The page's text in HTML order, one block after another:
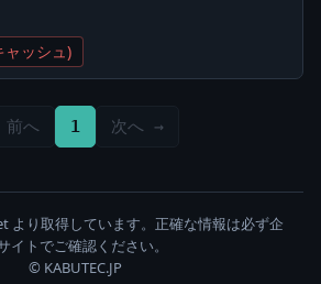
ャッシュ)
へ 1 次へ →
より取得しています。正確な情報は必ず企
イトでご確認ください。
© KABUTEC.JP